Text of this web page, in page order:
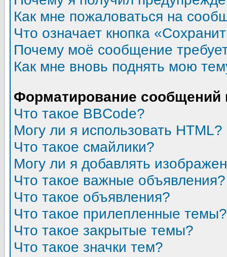
Как мне пожаловаться на
Что означает кнопка
Почему моё сообщение
Как мне вновь поднять мою
Форматирование
Что такое BBCode?
Могу ли я использовать HTML?
Что такое смайлики?
Могу ли я добавлять
Что такое важные объявления?
Что такое объявления?
Что такое прилепленные темы?
Что такое закрытые темы?
Что такое значки тем?